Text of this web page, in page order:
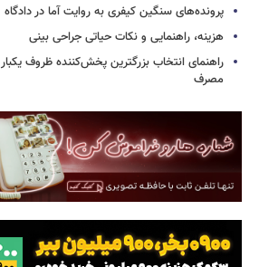
پرونده‌های سنگین کیفری به روایت آما در دادگاه
هزینه، راهنمایی و نکات حیاتی جراحی بینی
راهنمای انتخاب بزرگترین پخش‌کننده ظروف یکبار
مصرف